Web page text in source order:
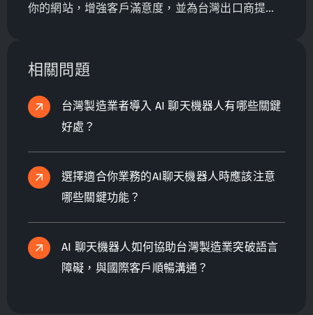
你的網站，增強客戶滿意度，並為台灣出口商提升
相關問題
台灣製造業者導入 AI 聊天機器人有哪些關鍵
好處？
選擇適合你業務的AI聊天機器人時應該注意
哪些關鍵功能？
AI 聊天機器人如何協助台灣製造業突破語言
障礙，與國際客戶順暢溝通？